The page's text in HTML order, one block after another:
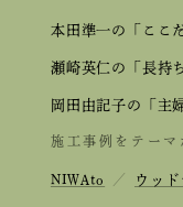
本田準一の「ここ
瀬崎英仁の「長持
岡田由記子の「主
施工事例をテーマ
NIWAto ／ ウッ